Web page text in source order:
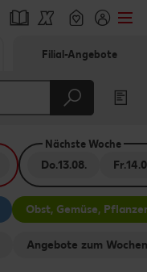
Filial-Angebote
Nächste Woche
Do.13.08. Fr.
Obst, Gemüse,
Angebote zum